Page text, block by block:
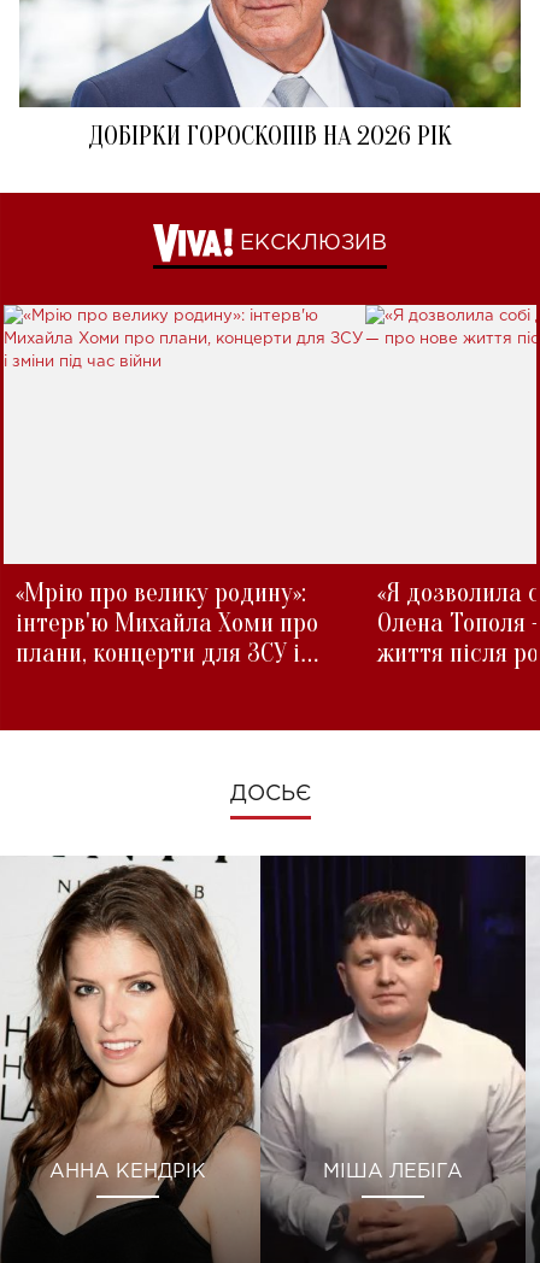
ДОБІРКИ ГОРОСКОПІВ НА 2026 РІК
ЕКСКЛЮЗИВ
«Мрію про велику родину»:
інтерв'ю Михайла Хоми про
плани, концерти для ЗСУ і
«Я дозволила
Олена Тополя
життя після
ДОСЬЄ
АННА КЕНДРІК МІША ЛЕБІГА